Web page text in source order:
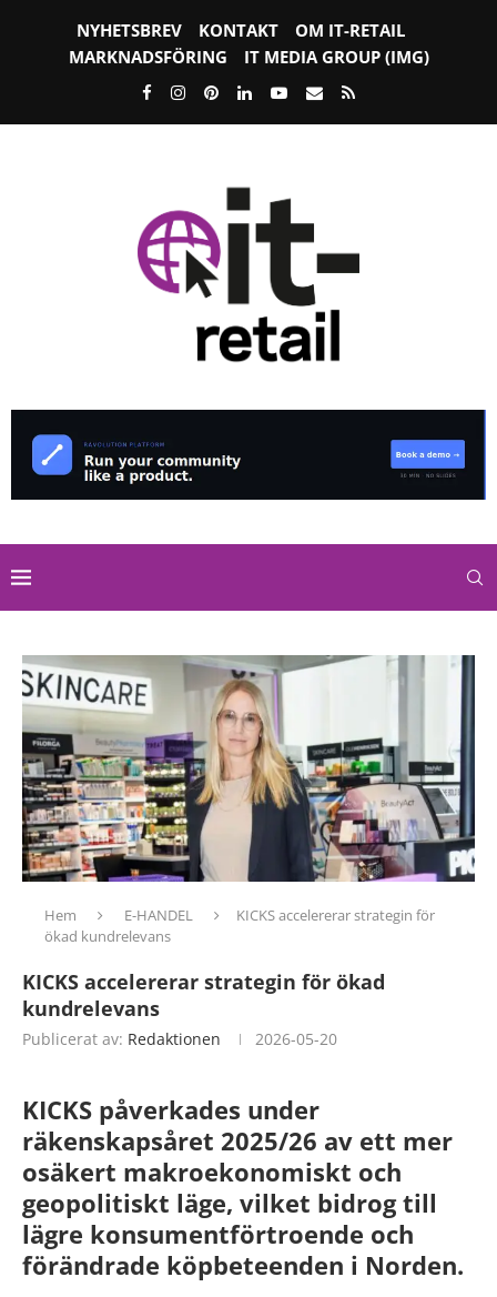
NYHETSBREV KONTAKT
OM IT-RETAIL
MARKNADSFÖRING
IT MEDIA GROUP (IMG)
Hem E-HANDEL
KICKS accelererar strategin för
ökad kundrelevans
KICKS accelererar strategin för ökad
kundrelevans
Publicerat av: Redaktionen 2026-05-20
KICKS påverkades under
räkenskapsåret 2025/26 av ett mer
osäkert makroekonomiskt och
geopolitiskt läge, vilket bidrog till
lägre konsumentförtroende och
förändrade köpbeteenden i Norden.